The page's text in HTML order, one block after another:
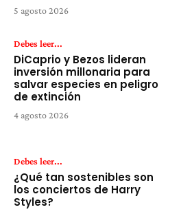
5 agosto 2026
Debes leer...
DiCaprio y Bezos lideran
inversión millonaria para
salvar especies en peligro
de extinción
4 agosto 2026
Debes leer...
¿Qué tan sostenibles son
los conciertos de Harry
Styles?